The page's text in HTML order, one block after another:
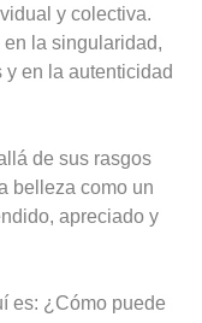
y colectiva.
la singularidad,
en la autenticidad
de sus rasgos
belleza como un
apreciado y
es: ¿Cómo puede